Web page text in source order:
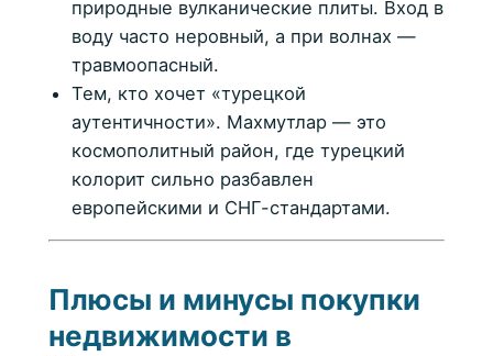
природные вулканические плиты. Вход в
воду часто неровный, а при волнах —
травмоопасный.
Тем, кто хочет «турецкой
аутентичности». Махмутлар — это
космополитный район, где турецкий
колорит сильно разбавлен
европейскими и СНГ-стандартами.
Плюсы и минусы покупки
недвижимости в